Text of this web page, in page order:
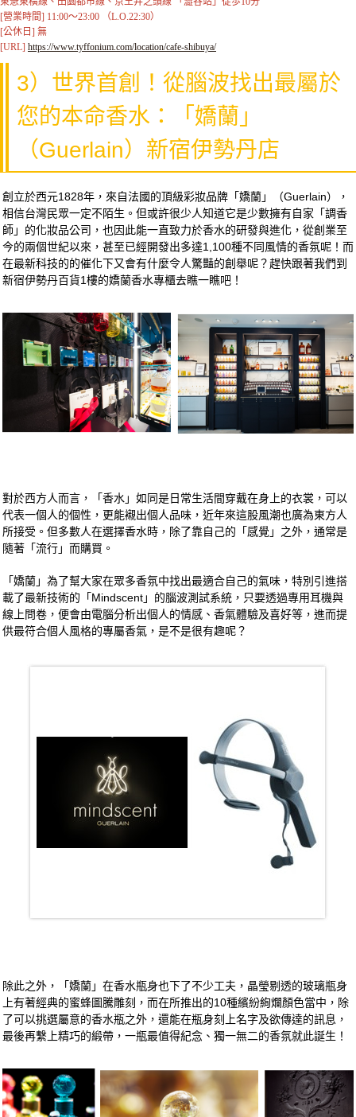
[營業時間] 11:00～23:00 （L.O.22:30）
[公休日] 無
[URL] https://www.tyffonium.com/location/cafe-shibuya/
3）世界首創！從腦波找出最屬於
您的本命香水：「嬌蘭」
（Guerlain）新宿伊勢丹店
創立於西元1828年，來自法國的頂級彩妝品牌「嬌蘭」（Guerlain），
相信台灣民眾一定不陌生。但或許很少人知道它是少數擁有自家「調香
師」的化妝品公司，也因此能一直致力於香水的研發與進化，從創業至
今的兩個世紀以來，甚至已經開發出多達1,100種不同風情的香氛呢！而
在最新科技的的催化下又會有什麼令人驚豔的創舉呢？趕快跟著我們到
新宿伊勢丹百貨1樓的嬌蘭香水專櫃去瞧一瞧吧！
對於西方人而言，「香水」如同是日常生活間穿戴在身上的衣裳，可以
代表一個人的個性，更能襯出個人品味，近年來這股風潮也廣為東方人
所接受。但多數人在選擇香水時，除了靠自己的「感覺」之外，通常是
隨著「流行」而購買。
「嬌蘭」為了幫大家在眾多香氛中找出最適合自己的氣味，特別引進搭
載了最新技術的「Mindscent」的腦波測試系統，只要透過專用耳機與
線上問卷，便會由電腦分析出個人的情感、香氣體驗及喜好等，進而提
供最符合個人風格的專屬香氣，是不是很有趣呢？
除此之外，「嬌蘭」在香水瓶身也下了不少工夫，晶瑩剔透的玻璃瓶身
上有著經典的蜜蜂圖騰雕刻，而在所推出的10種繽紛絢爛顏色當中，除
了可以挑選屬意的香水瓶之外，還能在瓶身刻上名字及欲傳達的訊息，
最後再繫上精巧的緞帶，一瓶最值得紀念、獨一無二的香氛就此誕生！